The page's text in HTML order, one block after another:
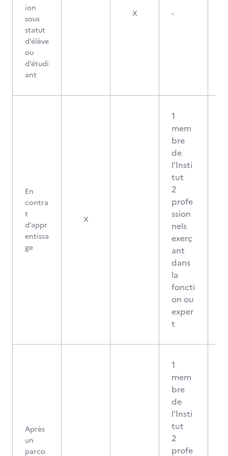
ion
sous
statut
d’élève
ou
d’étudi
ant
X -
En
contra
t
d’appr
entissa
ge
X
1
mem
bre
de
l'Insti
tut
2
profe
ssion
nels
exerç
ant
dans
la
foncti
on ou
exper
t
Après
un
parco
1
mem
bre
de
l'Insti
tut
2
profe